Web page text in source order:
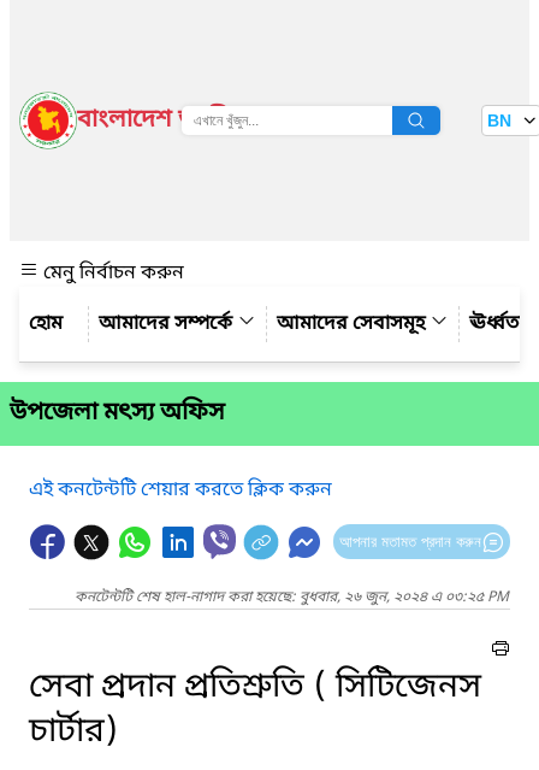
বাংলাদেশ জাতীয় তথ্য বাতায়ন BN
মেনু নির্বাচন করুন
আমাদের সম্পর্কে
আমাদের সেবাসমূহ
উপজেলা মৎস্য অফিস
এই কনটেন্টটি শেয়ার করতে ক্লিক করুন
আপনার মতামত প্রদান করুন
কনটেন্টটি শেষ হাল-নাগাদ করা হয়েছে: বুধবার, ২৬ জুন, ২০২৪ এ ০৩:২৫ PM
সেবা প্রদান প্রতিশ্রুতি ( সিটিজেনস
চার্টার)